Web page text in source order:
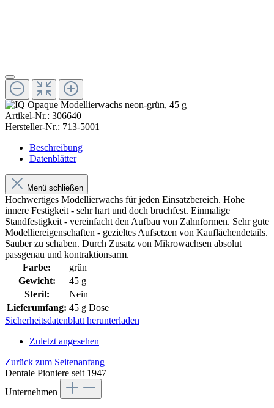
Artikel-Nr.: 306640
Hersteller-Nr.: 713-5001
Beschreibung
Datenblätter
Menü schließen
Hochwertiges Modellierwachs für jeden Einsatzbereich. Hohe
innere Festigkeit - sehr hart und doch bruchfest. Einmalige
Standfestigkeit - vereinfacht den Aufbau von Zahnformen. Sehr gute
Modelliereigenschaften - gezieltes Aufsetzen von Kauflächendetails.
Sauber zu schaben. Durch Zusatz von Mikrowachsen absolut
passgenau und kontraktionsarm.
Farbe:
grün
Gewicht:
45 g
Steril:
Nein
Lieferumfang: 45 g Dose
Sicherheitsdatenblatt herunterladen
Zuletzt angesehen
Zurück zum Seitenanfang
Dentale Pioniere seit 1947
Unternehmen